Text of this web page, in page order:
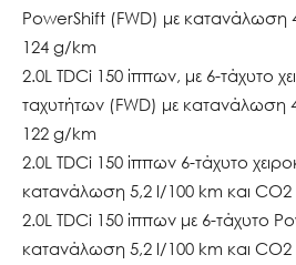
PowerShift (FWD) με κατανάλωση
124 g/km
2.0L TDCi 150 ίππων, με 6-τάχυτο
ταχυτήτων (FWD) με κατανάλωση
122 g/km
2.0L TDCi 150 ίππων 6-τάχυτο
κατανάλωση 5,2 l/100 km και
2.0L TDCi 150 ίππων με 6-τάχυτο
κατανάλωση 5,2 l/100 km και